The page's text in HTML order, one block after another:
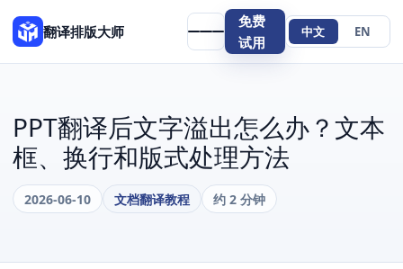
翻译排版大师 中文 EN
免费
试用
PPT翻译后文字溢出怎么办？文本
框、换行和版式处理方法
2026-06-10 文档翻译教程 约 2 分钟